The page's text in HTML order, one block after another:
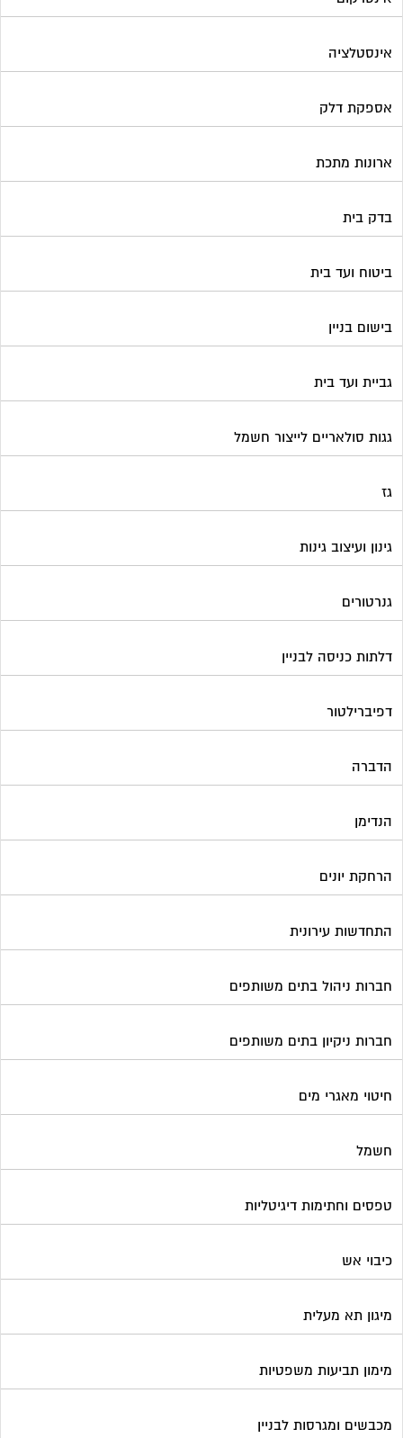
אינסטלציה
אספקת דלק
ארונות מתכת
בדק בית
ביטוח ועד בית
בישום בניין
גביית ועד בית
גגות סולאריים לייצור חשמל
גז
גינון ועיצוב גינות
גנרטורים
דלתות כניסה לבניין
דפיברילטור
הדברה
הנדימן
הרחקת יונים
התחדשות עירונית
חברות ניהול בתים משותפים
חברות ניקיון בתים משותפים
חיטוי מאגרי מים
חשמל
טפסים וחתימות דיגיטליות
כיבוי אש
מיגון תא מעלית
מימון תביעות משפטיות
מכבשים ומגרסות לבניין